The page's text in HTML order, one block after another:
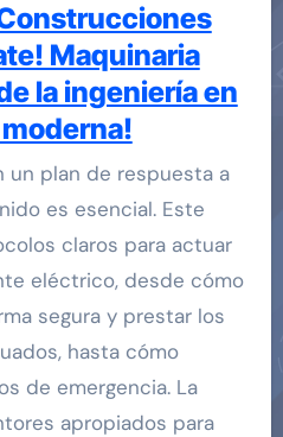
Maquinaria
la ingeniería en
un plan de respuesta a
es esencial. Este
claros para actuar
eléctrico, desde cómo
segura y prestar los
hasta cómo
de emergencia. La
apropiados para